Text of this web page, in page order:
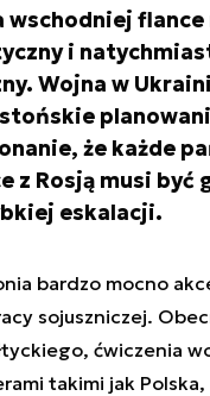
wschodniej flance
i
Wojna w
że każde
z Rosją musi być
eskalacji.
bardzo mocno
sojuszniczej.
ćwiczenia
takimi jak